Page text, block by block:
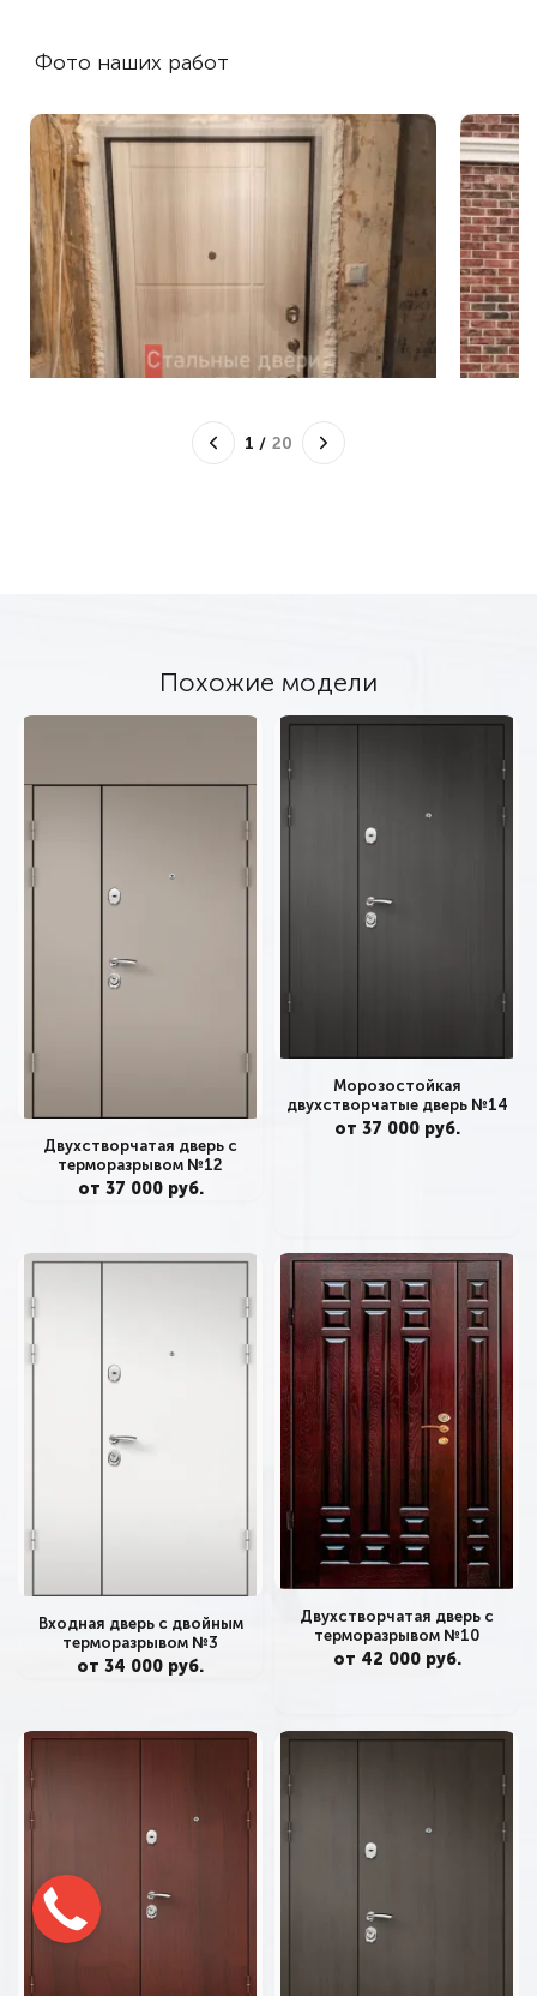
Фото наших работ
1 / 20
Похожие модели
Двухстворчатая дверь с
терморазрывом №12
от 37 000 руб.
Морозостойкая
двухстворчатые дверь №14
от 37 000 руб.
Входная дверь с двойным
терморазрывом №3
от 34 000 руб.
Двухстворчатая дверь с
терморазрывом №10
от 42 000 руб.